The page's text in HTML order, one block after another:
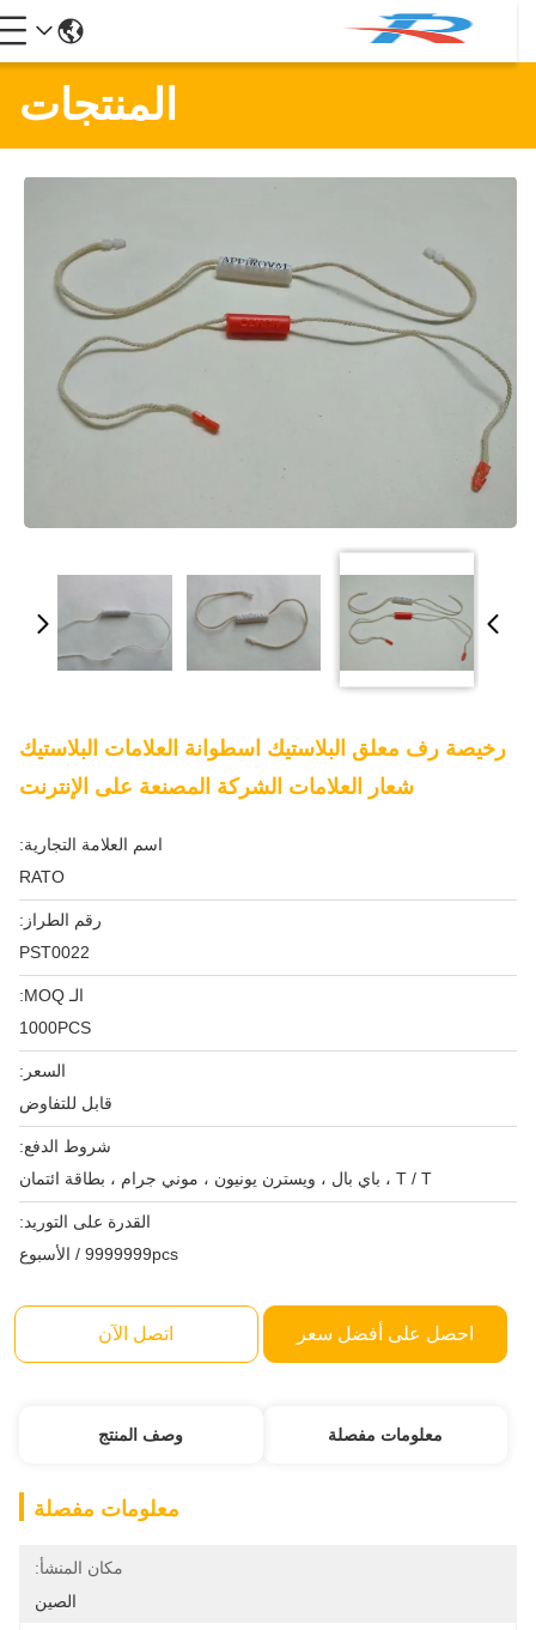
المنتجات
رخيصة رف معلق البلاستيك اسطوانة العلامات البلاستيك
شعار العلامات الشركة المصنعة على الإنترنت
اسم العلامة التجارية:
RATO
رقم الطراز:
PST0022
الـ MOQ:
1000PCS
السعر:
قابل للتفاوض
شروط الدفع:
T / T ، باي بال ، ويسترن يونيون ، موني جرام ، بطاقة ائتمان
القدرة على التوريد:
9999999pcs / الأسبوع
احصل على أفضل سعر اتصل الآن
معلومات مفصلة وصف المنتج
معلومات مفصلة
مكان المنشأ:
الصين